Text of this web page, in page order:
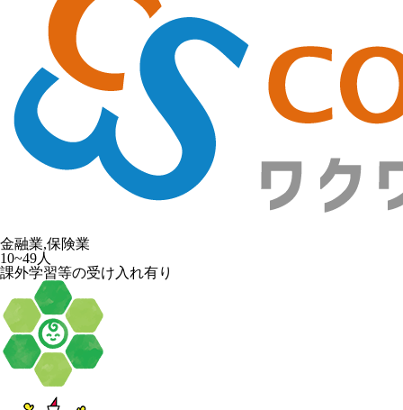
金融業,保険業
10~49人
課外学習等の受け入れ有り